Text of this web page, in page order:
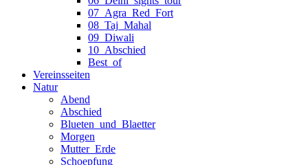
07_Agra_Red_Fort
08_Taj_Mahal
09_Diwali
10_Abschied
Best_of
Vereinsseiten
Natur
Abend
Abschied
Blueten_und_Blaetter
Morgen
Mutter_Erde
Schoepfung